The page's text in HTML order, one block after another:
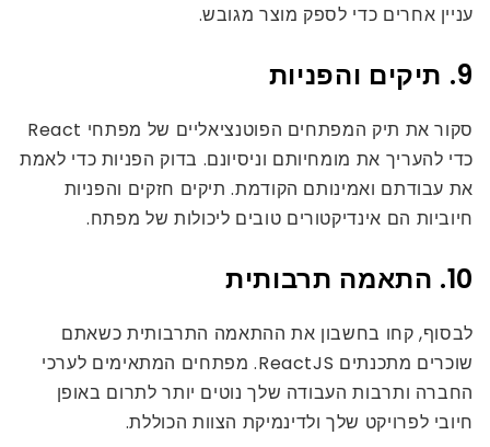
עניין אחרים כדי לספק מוצר מגובש.
9. תיקים והפניות
סקור את תיק המפתחים הפוטנציאליים של מפתחי React
כדי להעריך את מומחיותם וניסיונם. בדוק הפניות כדי לאמת
את עבודתם ואמינותם הקודמת. תיקים חזקים והפניות
חיוביות הם אינדיקטורים טובים ליכולות של מפתח.
10. התאמה תרבותית
לבסוף, קחו בחשבון את ההתאמה התרבותית כשאתם
שוכרים מתכנתים ReactJS. מפתחים המתאימים לערכי
החברה ותרבות העבודה שלך נוטים יותר לתרום באופן
חיובי לפרויקט שלך ולדינמיקת הצוות הכוללת.